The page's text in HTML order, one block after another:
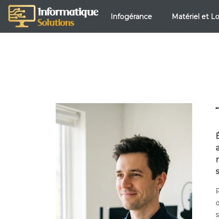
Infogérance Matériel et